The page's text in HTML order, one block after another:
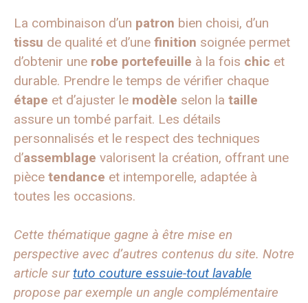
La combinaison d’un patron bien choisi, d’un
tissu de qualité et d’une finition soignée permet
d’obtenir une robe portefeuille à la fois chic et
durable. Prendre le temps de vérifier chaque
étape et d’ajuster le modèle selon la taille
assure un tombé parfait. Les détails
personnalisés et le respect des techniques
d’assemblage valorisent la création, offrant une
pièce tendance et intemporelle, adaptée à
toutes les occasions.
Cette thématique gagne à être mise en
perspective avec d’autres contenus du site. Notre
article surtuto couture essuie-tout lavable
propose par exemple un angle complémentaire